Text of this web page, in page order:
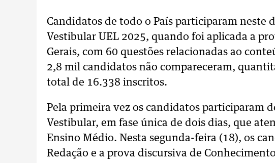
Candidatos de todo o País participaram neste
Vestibular UEL 2025, quando foi aplicada a
Gerais, com 60 questões relacionadas ao
2,8 mil candidatos não compareceram,
total de 16.338 inscritos.
Pela primeira vez os candidatos participaram
Vestibular, em fase única de dois dias, que
Ensino Médio. Nesta segunda-feira (18), os
Redação e a prova discursiva de